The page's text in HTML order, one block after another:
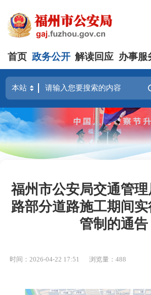
首页 政务公开 解读回应 办事服
福州市公安局交通管
路部分道路施工期间
管制的通告
时间：2026-04-22 17:51 浏览量：488